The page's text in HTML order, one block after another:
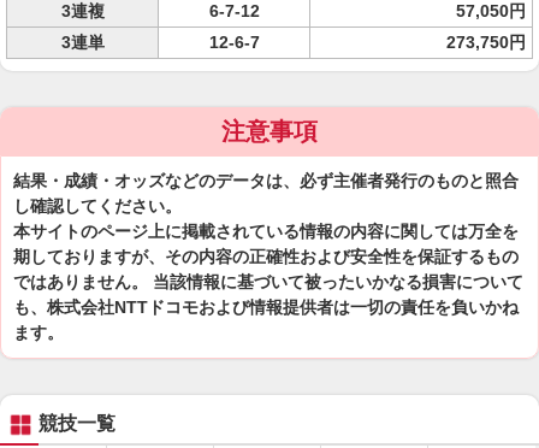
3連複
6-7-12
57,050円
3連単
12-6-7 273,750円
注意事項
結果・成績・オッズなどのデータは、必ず主催者発行のものと照合
し確認してください。
本サイトのページ上に掲載されている情報の内容に関しては万全を
期しておりますが、その内容の正確性および安全性を保証するもの
ではありません。 当該情報に基づいて被ったいかなる損害について
も、株式会社NTTドコモおよび情報提供者は一切の責任を負いかね
ます。
競技一覧